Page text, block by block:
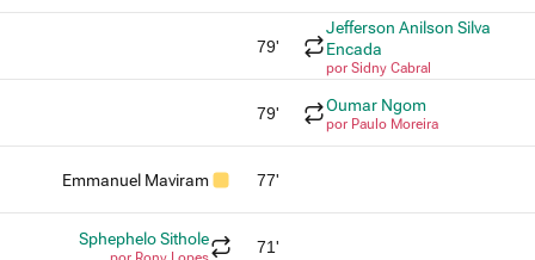
79'
Jefferson Anilson Silva
Encada
por Sidny Cabral
79' Oumar Ngom
por Paulo Moreira
Emmanuel Maviram 77'
Sphephelo Sithole 71'